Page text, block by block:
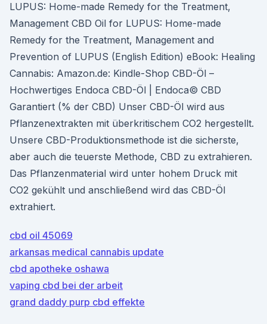
LUPUS: Home-made Remedy for the Treatment,
Management CBD Oil for LUPUS: Home-made
Remedy for the Treatment, Management and
Prevention of LUPUS (English Edition) eBook: Healing
Cannabis: Amazon.de: Kindle-Shop CBD-Öl –
Hochwertiges Endoca CBD-Öl | Endoca© CBD
Garantiert (% der CBD) Unser CBD-Öl wird aus
Pflanzenextrakten mit überkritischem CO2 hergestellt.
Unsere CBD-Produktionsmethode ist die sicherste,
aber auch die teuerste Methode, CBD zu extrahieren.
Das Pflanzenmaterial wird unter hohem Druck mit
CO2 gekühlt und anschließend wird das CBD-Öl
extrahiert.
cbd oil 45069
arkansas medical cannabis update
cbd apotheke oshawa
vaping cbd bei der arbeit
grand daddy purp cbd effekte